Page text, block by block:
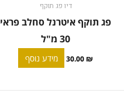
דיו פג תוקף
פג תוקף איטרנל סחלב פראי
30 מ"ל
30.00 ₪ מידע נוסף